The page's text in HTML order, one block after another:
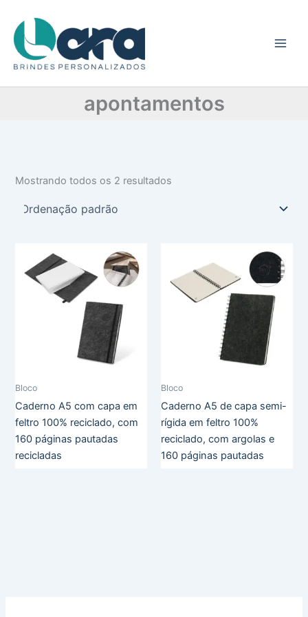
para
conteúdo
apontamentos
t
e
r
Mostrando todos os 2 resultados
Bloco
Caderno A5 com capa em
feltro 100% reciclado, com
160 páginas pautadas
recicladas
Bloco
Caderno A5 de capa semi-
rígida em feltro 100%
reciclado, com argolas e
160 páginas pautadas